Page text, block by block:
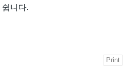
니다.
Print